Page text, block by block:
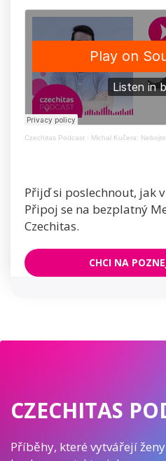
Czechitas Podcast · Michal Kučera: Nebojte
Přijď si poslechnout, jak
Připoj se na bezplatný
Czechitas.
CHCI NA
CZECHITAS
Příběhy, které vytvářejí